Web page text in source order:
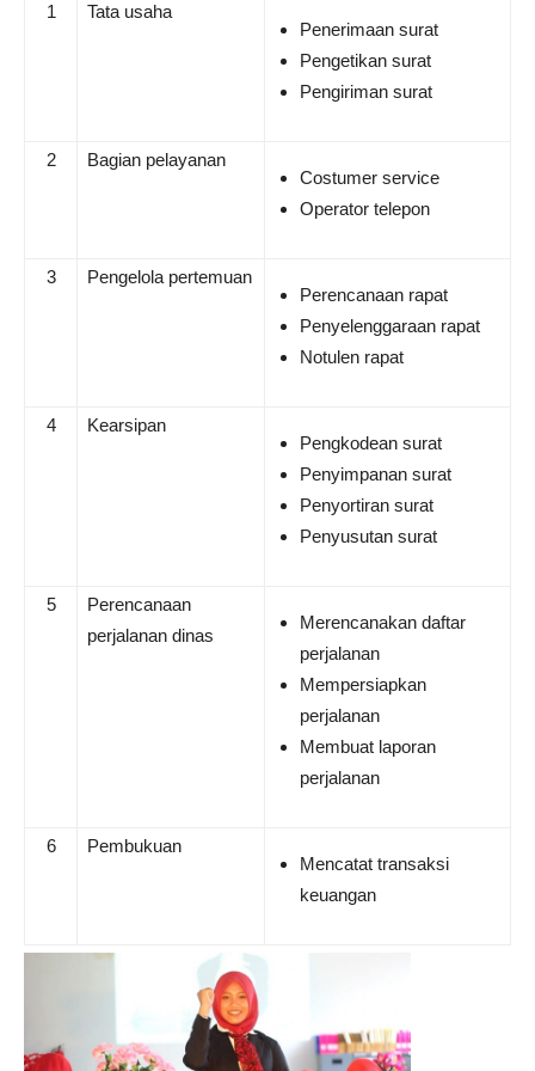
1
Tata usaha
Penerimaan surat
Pengetikan surat
Pengiriman surat
2
Bagian pelayanan
Costumer service
Operator telepon
3
Pengelola pertemuan
Perencanaan rapat
Penyelenggaraan rapat
Notulen rapat
4
Kearsipan
Pengkodean surat
Penyimpanan surat
Penyortiran surat
Penyusutan surat
5
Perencanaan
perjalanan dinas
Merencanakan daftar
perjalanan
Mempersiapkan
perjalanan
Membuat laporan
perjalanan
6
Pembukuan
Mencatat transaksi
keuangan